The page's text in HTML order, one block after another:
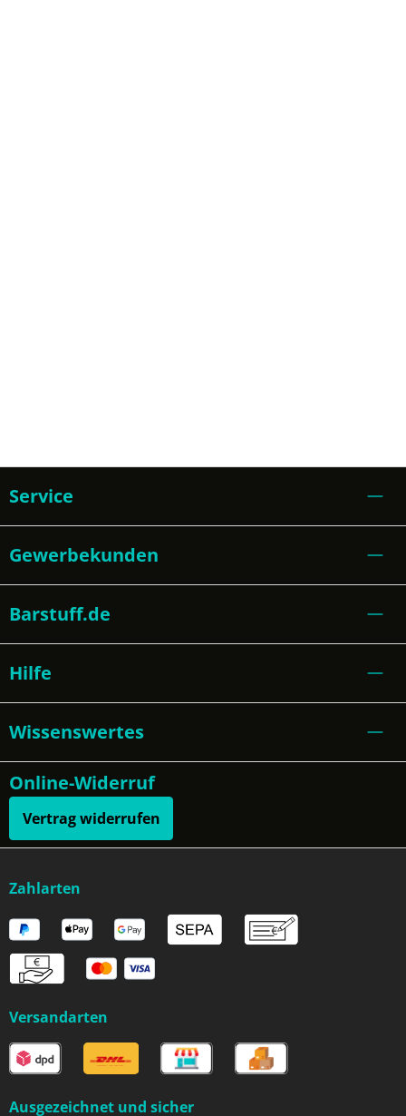
Service
Gewerbekunden
Barstuff.de
Hilfe
Wissenswertes
Online-Widerruf
Vertrag widerrufen
Zahlarten
Versandarten
Ausgezeichnet und sicher